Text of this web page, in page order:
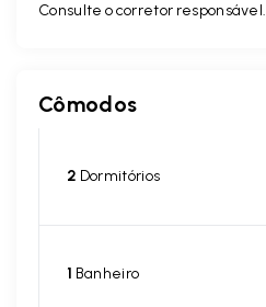
Consulte o corretor responsável.
Cômodos
2 Dormitórios
1 Banheiro